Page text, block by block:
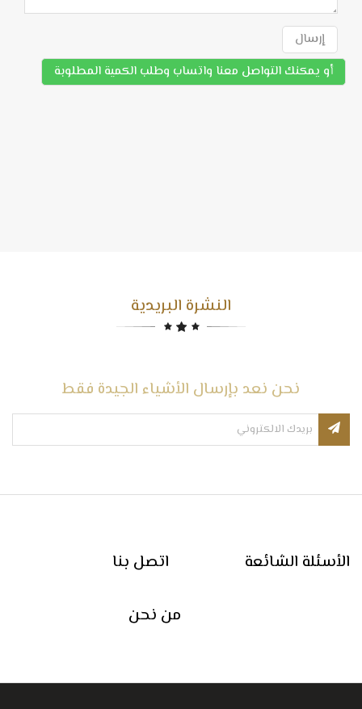
إرسال
أو يمكنك التواصل معنا واتساب وطلب الكمية المطلوبة
النشرة البريدية
نحن نعد بإرسال الأشياء الجيدة فقط
اتصل بنا الأسئلة الشائعة
من نحن